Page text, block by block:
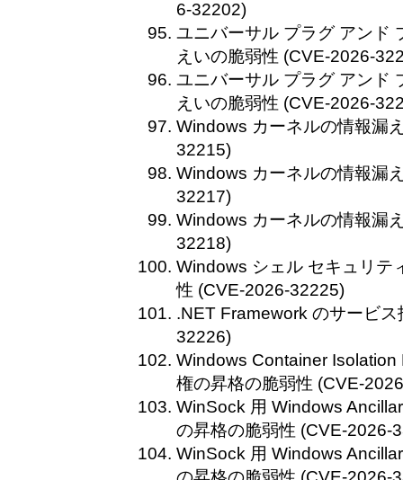
6-32202)
ユニバーサル プラグ アンド
えいの脆弱性 (CVE-2026-
ユニバーサル プラグ アンド
えいの脆弱性 (CVE-2026-
Windows カーネルの情報漏
32215)
Windows カーネルの情報漏
32217)
Windows カーネルの情報漏
32218)
Windows シェル セキュリテ
性 (CVE-2026-32225)
.NET Framework のサービ
32226)
Windows Container Isolation
権の昇格の脆弱性 (CVE-
WinSock 用 Windows
の昇格の脆弱性 (CVE-2026-
WinSock 用 Windows